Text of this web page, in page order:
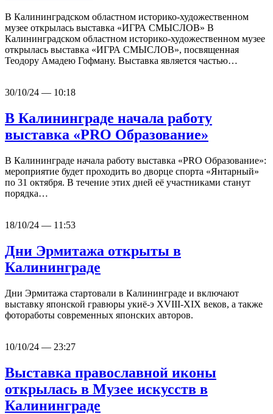
В Калининградском областном историко-художественном
музее открылась выставка «ИГРА СМЫСЛОВ» В
Калининградском областном историко-художественном музее
открылась выставка «ИГРА СМЫСЛОВ», посвященная
Теодору Амадею Гофману. Выставка является частью…
30/10/24 — 10:18
В Калининграде начала работу
выставка «PRO Образование»
В Калининграде начала работу выставка «PRO Образование»:
мероприятие будет проходить во дворце спорта «Янтарный»
по 31 октября. В течение этих дней её участниками станут
порядка…
18/10/24 — 11:53
Дни Эрмитажа открыты в
Калининграде
Дни Эрмитажа стартовали в Калининграде и включают
выставку японской гравюры укиё-э XVIII-XIX веков, а также
фотоработы современных японских авторов.
10/10/24 — 23:27
Выставка православной иконы
открылась в Музее искусств в
Калининграде